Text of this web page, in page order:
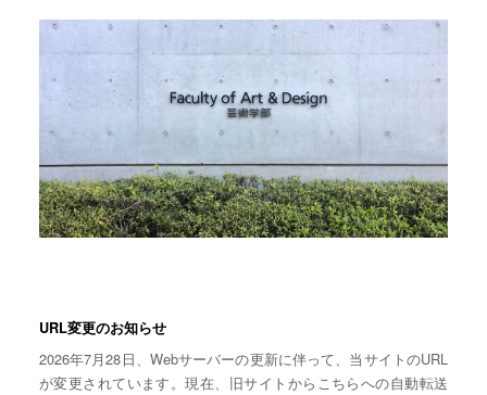
URL変更のお知らせ
2026年7月28日、Webサーバーの更新に伴って、当サイトのURL
が変更されています。現在、旧サイトからこちらへの自動転送